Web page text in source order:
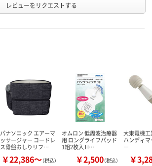
レビューをリクエストする
パナソニック エアーマ
ッサージャー コードレ
ス骨盤おしりリフ…
￥22,386～（税込）
オムロン 低周波治療器
用 ロングライフパッド
1組2枚入 H…
￥2,500（税込）
大東電機
ハンディ
ー
￥